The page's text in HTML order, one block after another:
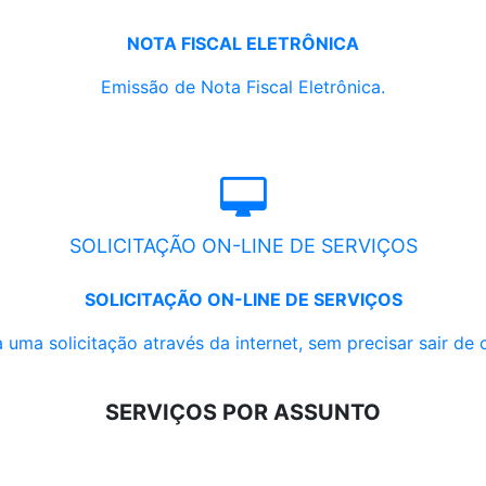
NOTA FISCAL ELETRÔNICA
Emissão de Nota Fiscal Eletrônica.
SOLICITAÇÃO ON-LINE DE SERVIÇOS
SOLICITAÇÃO ON-LINE DE SERVIÇOS
uma solicitação através da internet, sem precisar sair de
SERVIÇOS POR ASSUNTO